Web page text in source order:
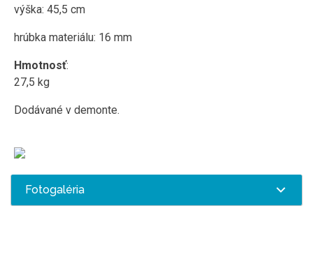
výška: 45,5 cm
hrúbka materiálu: 16 mm
Hmotnosť:
27,5 kg
Dodávané v demonte.
Fotogaléria